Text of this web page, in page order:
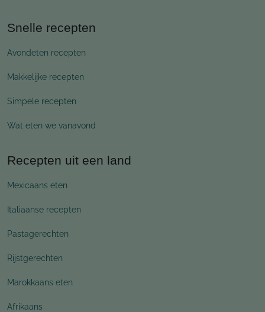
Snelle recepten
Avondeten recepten
Makkelijke recepten
Simpele recepten
Wat eten we vanavond
Recepten uit een land
Mexicaans eten
Italiaanse recepten
Pastagerechten
Rijstgerechten
Marokkaans eten
Afrikaans